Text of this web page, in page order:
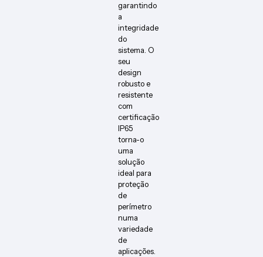
garantindo
a
integridade
do
sistema. O
seu
design
robusto e
resistente
com
certificação
IP65
torna-o
uma
solução
ideal para
proteção
de
perímetro
numa
variedade
de
aplicações.